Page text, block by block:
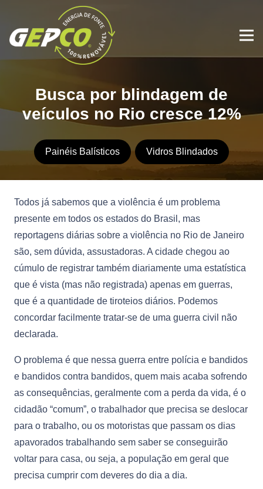
Busca por blindagem de
veículos no Rio cresce 12%
Painéis Balísticos Vidros Blindados
Todos já sabemos que a violência é um problema
presente em todos os estados do Brasil, mas
reportagens diárias sobre a violência no Rio de Janeiro
são, sem dúvida, assustadoras. A cidade chegou ao
cúmulo de registrar também diariamente uma estatística
que é vista (mas não registrada) apenas em guerras,
que é a quantidade de tiroteios diários. Podemos
concordar facilmente tratar-se de uma guerra civil não
declarada.
O problema é que nessa guerra entre polícia e bandidos
e bandidos contra bandidos, quem mais acaba sofrendo
as consequências, geralmente com a perda da vida, é o
cidadão “comum”, o trabalhador que precisa se deslocar
para o trabalho, ou os motoristas que passam os dias
apavorados trabalhando sem saber se conseguirão
voltar para casa, ou seja, a população em geral que
precisa cumprir com deveres do dia a dia.